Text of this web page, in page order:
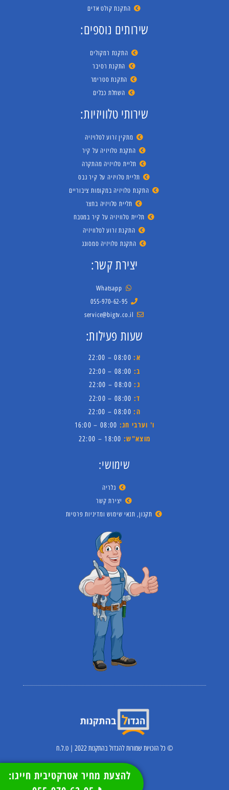
התקנת קולט אדים
שירותים נוספים:
התקנת רמקולים
התקנת רסיבר
התקנת סטרימר
השחלת כבלים
שירותי טלוויזיות:
מתקין זרוע לטלויזיה
התקנת טלויזיה על קיר
תליית טלויזיה מהתקרה
תליית טלויזיה על קיר גבס
התקנת טלויזיה במקומות ציבוריים
תליית טלויזיה בחצר
תליית טלוויזיה על קיר במטבח
התקנת זרוע לטלוויזיה
התקנת טלויזיה סמסונג
יצירת קשר:
Whatsapp
055-970-62-95
service@bigtv.co.il
שעות פעילות:
א:08:00 – 22:00
ב:
ג:08:00 – 22:00
ד:
ה:08:00 – 22:00
ו' וערבי חג:
מוצא"ש:18:00 – 22:00
שימושי:
גלריה
יצירת קשר
תקנון, תנאי שימוש ומדיניות פרטיות
להצעת מחיר אטרקטיבית חייגו:
© כל הזכויות שמורות להגדול בהתקנות 2022 | ט.ל.ח